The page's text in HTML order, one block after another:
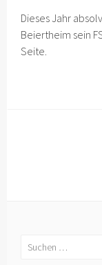
Dieses Jahr
Beiertheim sein
Seite.
Suchen